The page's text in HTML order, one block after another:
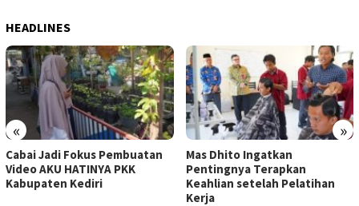
HEADLINES
« »
Cabai Jadi Fokus Pembuatan
Video AKU HATINYA PKK
Kabupaten Kediri
Mas Dhito Ingatkan
Pentingnya Terapkan
Keahlian setelah Pelatihan
Kerja